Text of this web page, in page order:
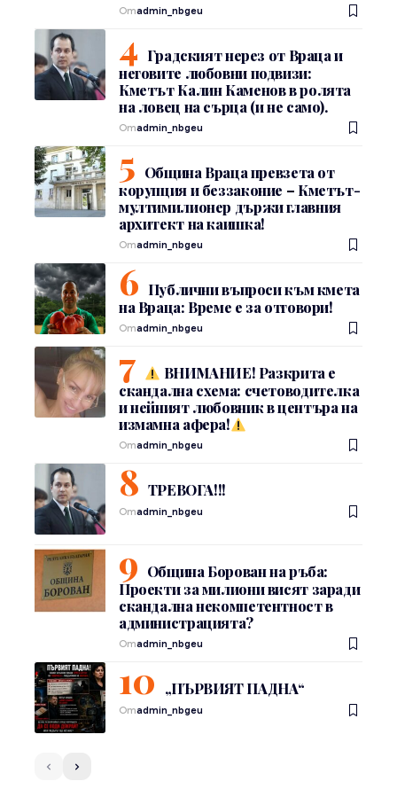
Отadmin_nbgeu
Градският нерез от Враца и
неговите любовни подвизи:
Кметът Калин Каменов в ролята
на ловец на сърца (и не само).
Отadmin_nbgeu
Община Враца превзета от
корупция и беззаконие – Кметът-
мултимилионер държи главния
архитект на каишка!
Отadmin_nbgeu
Публични въпроси към кмета
на Враца: Време е за отговори!
Отadmin_nbgeu
ВНИМАНИЕ! Разкрита е
скандална схема: счетоводителка
и нейният любовник в центъра на
измамна афера!
Отadmin_nbgeu
ТРЕВОГА!!!
Отadmin_nbgeu
Община Борован на ръба:
Проекти за милиони висят заради
скандална некомпетентност в
администрацията?
Отadmin_nbgeu
„ПЪРВИЯТ ПАДНА“
Отadmin_nbgeu